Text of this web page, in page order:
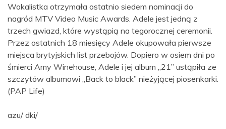
Wokalistka otrzymała ostatnio siedem nominacji do
nagród MTV Video Music Awards. Adele jest jedną z
trzech gwiazd, które wystąpią na tegorocznej ceremonii.
Przez ostatnich 18 miesięcy Adele okupowała pierwsze
miejsca brytyjskich list przebojów. Dopiero w osiem dni po
śmierci Amy Winehouse, Adele i jej album „21” ustąpiła ze
szczytów albumowi „Back to black” nieżyjącej piosenkarki.
(PAP Life)
azu/ dki/